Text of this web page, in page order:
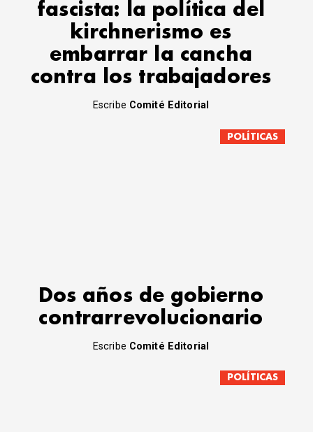
fascista: la política del
kirchnerismo es
embarrar la cancha
contra los trabajadores
Escribe Comité Editorial
POLÍTICAS
Dos años de gobierno
contrarrevolucionario
Escribe Comité Editorial
POLÍTICAS